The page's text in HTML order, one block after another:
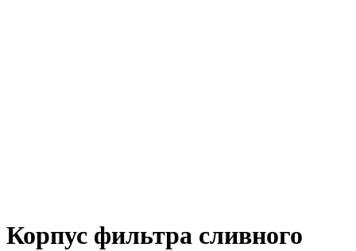
Корпус фильтра сливного